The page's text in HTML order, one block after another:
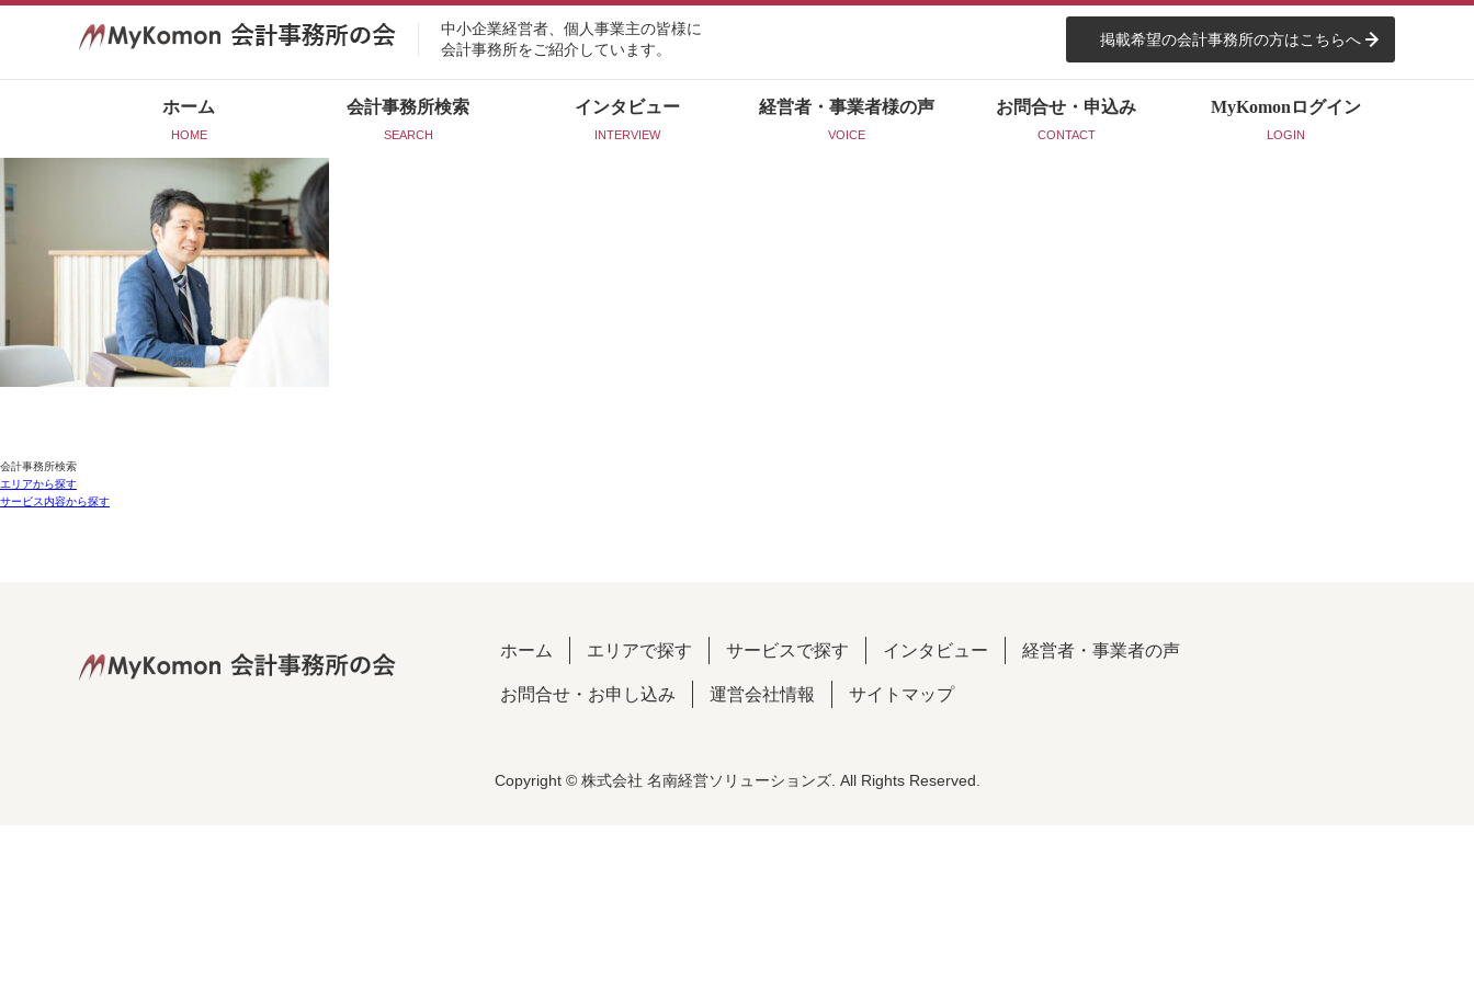
中小企業経営者、個人事業主の皆様に
会計事務所をご紹介しています。
掲載希望の会計事務所の方はこちらへ
ホーム
HOME
会計事務所検索
SEARCH
インタビュー
INTERVIEW
経営者・事業者様の声
VOICE
お問合せ・申込み
CONTACT
MyKomon ログイン
LOGIN
会計事務所検索
エリアから探す
サービス内容から探す
ホーム エリアで探す サービスで探す インタビュー 経営者・事業者の声
お問合せ・お申し込み 運営会社情報 サイトマップ
Copyright © 株式会社 名南経営ソリューションズ. All Rights Reserved.